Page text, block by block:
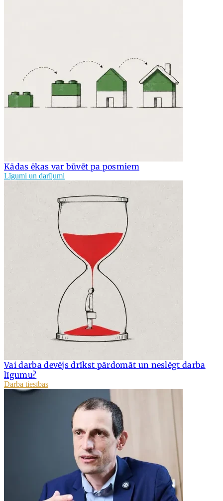
Kādas ēkas var būvēt pa posmiem
Līgumi un darījumi
Vai darba devējs drīkst pārdomāt un neslēgt darba
līgumu?
Darba tiesības